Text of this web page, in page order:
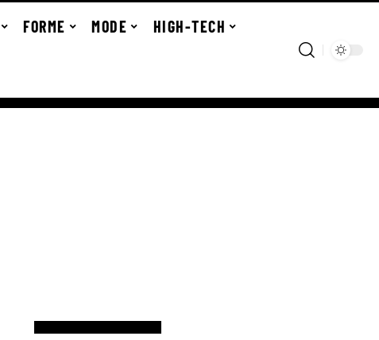
FORME MODE HIGH-TECH